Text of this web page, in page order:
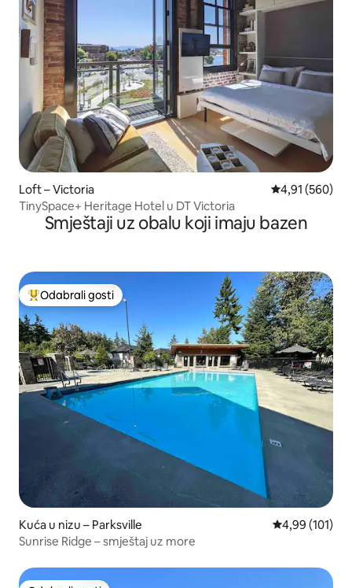
Loft – Victoria Prosječna
4,91 (560)
TinySpace+ Heritage Hotel u DT Victoria
Smještaji uz obalu koji imaju bazen
Među najviše rangiranima s oznakom „Odabrali gosti”
Odabrali gosti
Kuća u nizu – Parksville Prosječna
4,99 (101)
Sunrise Ridge – smještaj uz more